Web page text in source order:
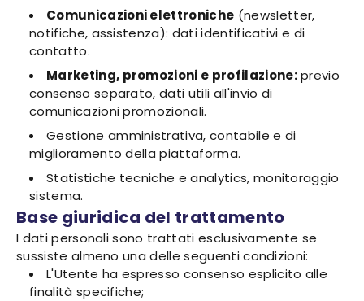
Comunicazioni elettroniche (newsletter,
notifiche, assistenza): dati identificativi e di
contatto.
Marketing, promozioni e profilazione:previo
consenso separato, dati utili all'invio di
comunicazioni promozionali.
Gestione amministrativa, contabile e di
miglioramento della piattaforma.
Statistiche tecniche e analytics, monitoraggio
sistema.
Base giuridica del trattamento
I dati personali sono trattati esclusivamente se
sussiste almeno una delle seguenti condizioni:
L'Utente ha espresso consenso esplicito alle
finalità specifiche;